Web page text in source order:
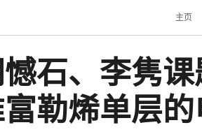
主页
石、李隽
勒烯单层